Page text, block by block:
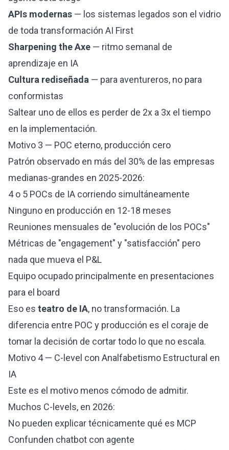
APIs modernas — los sistemas legados son el vidrio
de toda transformación AI First
Sharpening the Axe — ritmo semanal de
aprendizaje en IA
Cultura rediseñada — para aventureros, no para
conformistas
Saltear uno de ellos es perder de 2x a 3x el tiempo
en la implementación.
Motivo 3 — POC eterno, producción cero
Patrón observado en más del 30% de las empresas
medianas-grandes en 2025-2026:
4 o 5 POCs de IA corriendo simultáneamente
Ninguno en producción en 12-18 meses
Reuniones mensuales de "evolución de los POCs"
Métricas de "engagement" y "satisfacción" pero
nada que mueva el P&L
Equipo ocupado principalmente en presentaciones
para el board
Eso es teatro de IA, no transformación. La
diferencia entre POC y producción es el coraje de
tomar la decisión de cortar todo lo que no escala.
Motivo 4 — C-level con Analfabetismo Estructural en
IA
Este es el motivo menos cómodo de admitir.
Muchos C-levels, en 2026:
No pueden explicar técnicamente qué es MCP
Confunden chatbot con agente